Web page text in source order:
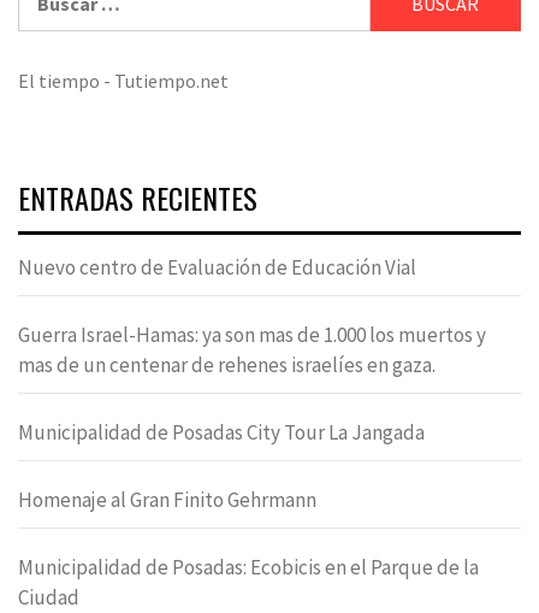
El tiempo - Tutiempo.net
ENTRADAS RECIENTES
Nuevo centro de Evaluación de Educación Vial
Guerra Israel-Hamas: ya son mas de 1.000 los muertos y
mas de un centenar de rehenes israelíes en gaza.
Municipalidad de Posadas City Tour La Jangada
Homenaje al Gran Finito Gehrmann
Municipalidad de Posadas: Ecobicis en el Parque de la
Ciudad